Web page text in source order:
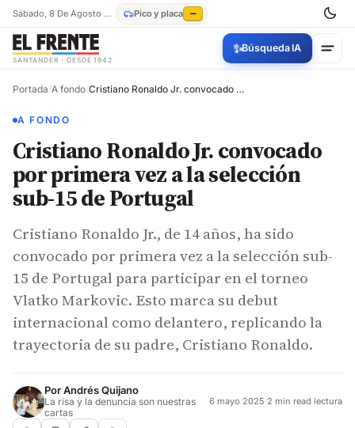
Sábado, 8 De Agosto De 2026 Pico y placa —
SANTANDER · DESDE 1942
✨Búsqueda IA
Portada/A fondo/ Cristiano Ronaldo Jr. convocado por primera vez a la selección sub-15 de Portugal
A FONDO
Cristiano Ronaldo Jr. convocado
por primera vez a la selección
sub-15 de Portugal
Cristiano Ronaldo Jr., de 14 años, ha sido
convocado por primera vez a la selección sub-
15 de Portugal para participar en el torneo
Vlatko Markovic. Esto marca su debut
internacional como delantero, replicando la
trayectoria de su padre, Cristiano Ronaldo.
PorAndrés Quijano
La risa y la denuncia son nuestras
cartas
6 mayo 2025·2 min read lectura